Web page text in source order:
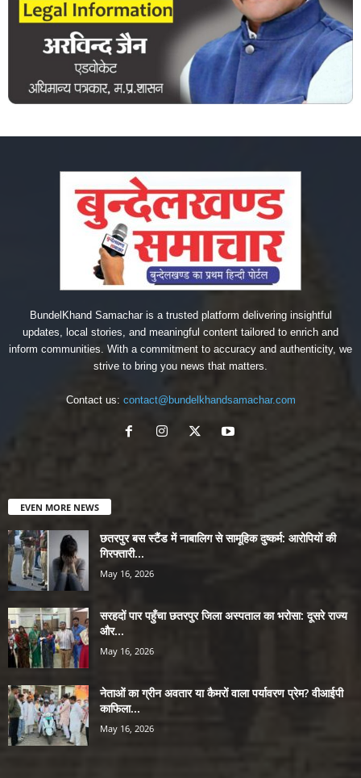
BundelKhand Samachar is a trusted platform delivering insightful
updates, local stories, and meaningful content tailored to enrich and
inform communities. With a commitment to accuracy and authenticity, we
strive to bring you news that matters.
Contact us: contact@bundelkhandsamachar.com
EVEN MORE NEWS
छतरपुर बस स्टैंड में नाबालिग से सामूहिक दुष्कर्म: आरोपियों की
गिरफ्तारी...
May 16, 2026
सरहदों पार पहुँचा छतरपुर जिला अस्पताल का भरोसा: दूसरे राज्य
और...
May 16, 2026
नेताओं का ग्रीन अवतार या कैमरों वाला पर्यावरण प्रेम? वीआईपी
काफिला...
May 16, 2026